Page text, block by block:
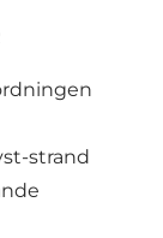
strand